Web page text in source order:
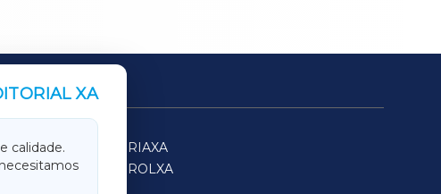
XA
calidade.
SARRIAXA
FERROLXA